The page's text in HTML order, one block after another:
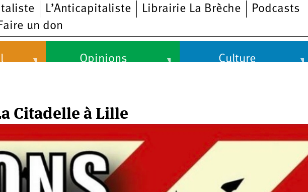
L’Anticapitaliste Librairie La Brèche
Podcasts
un don
Opinions
Culture
Cinéma
Expositions
Livres
Musique
Citadelle à Lille